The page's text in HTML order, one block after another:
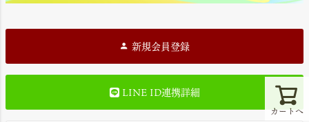
カートへ
新規会員登録
LINE ID連携詳細